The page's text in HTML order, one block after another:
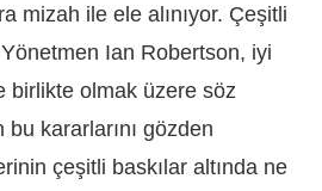
mizah ile ele alınıyor. Çeşitli
Ian Robertson, iyi
birlikte olmak üzere söz
kararlarını gözden
çeşitli baskılar altında ne